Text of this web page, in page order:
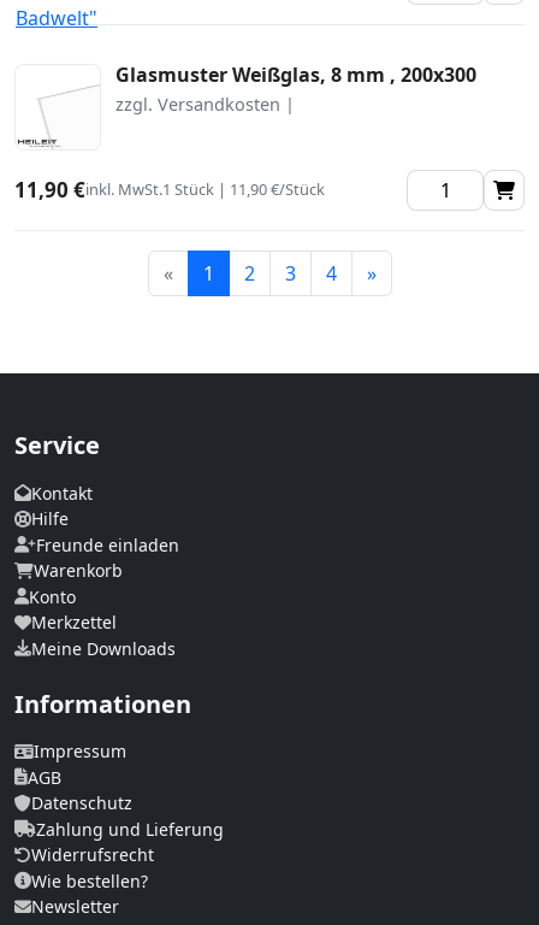
Glasmuster Weißglas, 8 mm , 200x300
zzgl. Versandkosten |
11,90 €inkl. MwSt.1 Stück | 11,90 €/Stück
« 1 2 3 4 »Weiter
Service
Kontakt
Hilfe
Freunde einladen
Warenkorb
Konto
Merkzettel
Meine Downloads
Informationen
Impressum
AGB
Datenschutz
Zahlung und Lieferung
Widerrufsrecht
Wie bestellen?
Newsletter